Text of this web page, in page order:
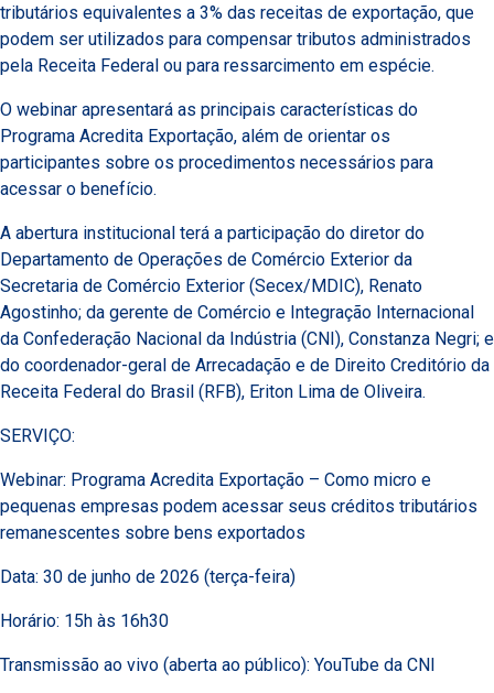
tributários equivalentes a 3% das receitas de exportação, que
podem ser utilizados para compensar tributos administrados
pela Receita Federal ou para ressarcimento em espécie.
O webinar apresentará as principais características do
Programa Acredita Exportação, além de orientar os
participantes sobre os procedimentos necessários para
acessar o benefício.
A abertura institucional terá a participação do diretor do
Departamento de Operações de Comércio Exterior da
Secretaria de Comércio Exterior (Secex/MDIC), Renato
Agostinho; da gerente de Comércio e Integração Internacional
da Confederação Nacional da Indústria (CNI), Constanza Negri; e
do coordenador-geral de Arrecadação e de Direito Creditório da
Receita Federal do Brasil (RFB), Eriton Lima de Oliveira.
SERVIÇO:
Webinar: Programa Acredita Exportação – Como micro e
pequenas empresas podem acessar seus créditos tributários
remanescentes sobre bens exportados
Data: 30 de junho de 2026 (terça-feira)
Horário: 15h às 16h30
Transmissão ao vivo (aberta ao público): YouTube da CNI